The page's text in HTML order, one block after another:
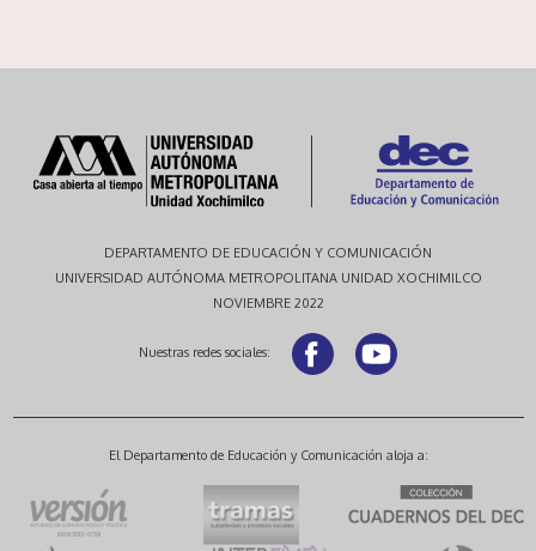
DEPARTAMENTO DE EDUCACIÓN Y COMUNICACIÓN
UNIVERSIDAD AUTÓNOMA METROPOLITANA UNIDAD XOCHIMILCO
NOVIEMBRE 2022
Nuestras redes sociales:
El Departamento de Educación y Comunicación aloja a: